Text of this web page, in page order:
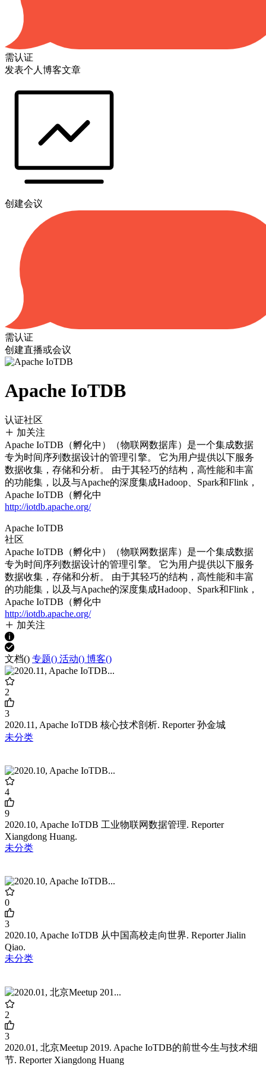
需认证
发表个人博客文章
创建会议
需认证
创建直播或会议
Apache IoTDB
认证社区
加关注
Apache IoTDB（孵化中）（物联网数据库）是一个集成数据
专为时间序列数据设计的管理引擎。 它为用户提供以下服务
数据收集，存储和分析。 由于其轻巧的结构，高性能和丰富
的功能集，以及与Apache的深度集成Hadoop、Spark和Flink，
Apache IoTDB（孵化中
http://iotdb.apache.org/
Apache IoTDB
社区
Apache IoTDB（孵化中）（物联网数据库）是一个集成数据
专为时间序列数据设计的管理引擎。 它为用户提供以下服务
数据收集，存储和分析。 由于其轻巧的结构，高性能和丰富
的功能集，以及与Apache的深度集成Hadoop、Spark和Flink，
Apache IoTDB（孵化中
http://iotdb.apache.org/
加关注
文档() 专题() 活动() 博客()
2
3
2020.11, Apache IoTDB 核心技术剖析. Reporter 孙金城
未分类
4
9
2020.10, Apache IoTDB 工业物联网数据管理. Reporter
Xiangdong Huang.
未分类
0
3
2020.10, Apache IoTDB 从中国高校走向世界. Reporter Jialin
Qiao.
未分类
2
3
2020.01, 北京Meetup 2019. Apache IoTDB的前世今生与技术细
节. Reporter Xiangdong Huang